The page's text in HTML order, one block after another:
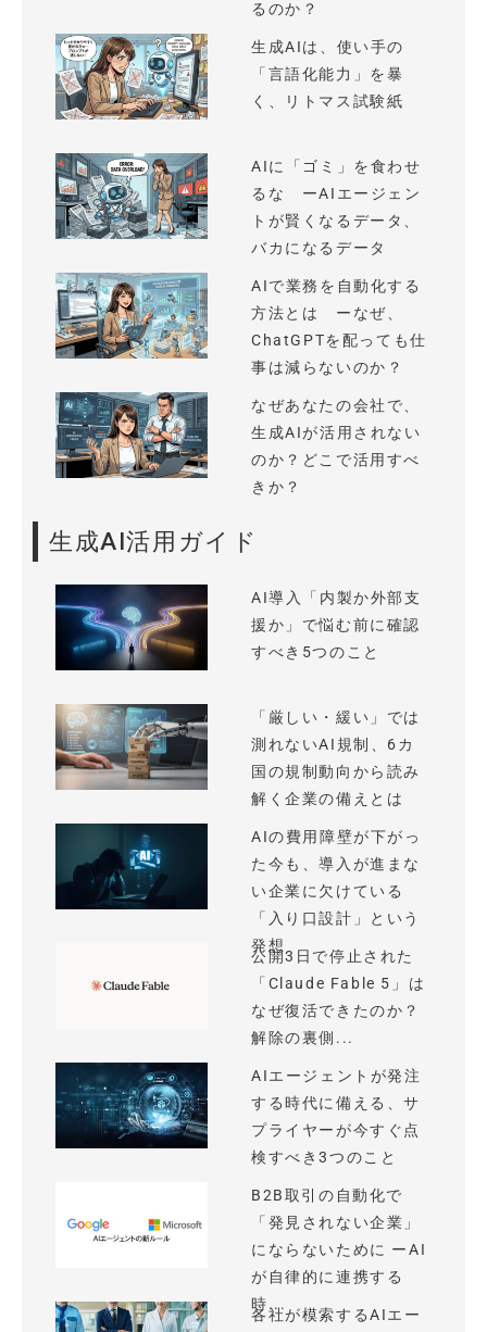
るのか？
生成AIは、使い手の
「言語化能力」を暴
く、リトマス試験紙
AIに「ゴミ」を食わせ
るな ーAIエージェン
トが賢くなるデータ、
バカになるデータ
AIで業務を自動化する
方法とは ーなぜ、
ChatGPTを配っても仕
事は減らないのか？
なぜあなたの会社で、
生成AIが活用されない
のか？どこで活用すべ
きか？
生成AI活用ガイド
AI導入「内製か外部支
援か」で悩む前に確認
すべき5つのこと
「厳しい・緩い」では
測れないAI規制、6カ
国の規制動向から読み
解く企業の備えとは
AIの費用障壁が下がっ
た今も、導入が進まな
い企業に欠けている
「入り口設計」という
発想
公開3日で停止された
「Claude Fable 5」は
なぜ復活できたのか？
解除の裏側...
AIエージェントが発注
する時代に備える、サ
プライヤーが今すぐ点
検すべき3つのこと
B2B取引の自動化で
「発見されない企業」
にならないために ーAI
が自律的に連携する
時...
各社が模索するAIエー